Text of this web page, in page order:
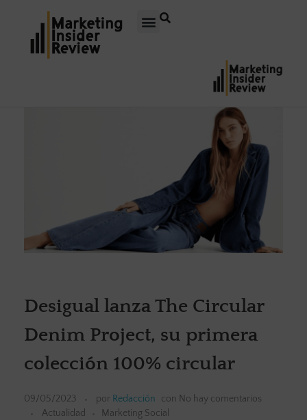
Desigual lanza The Circular
Denim Project, su primera
colección 100% circular
09/05/2023 por Redacción con No hay comentarios
Actualidad
Marketing Social